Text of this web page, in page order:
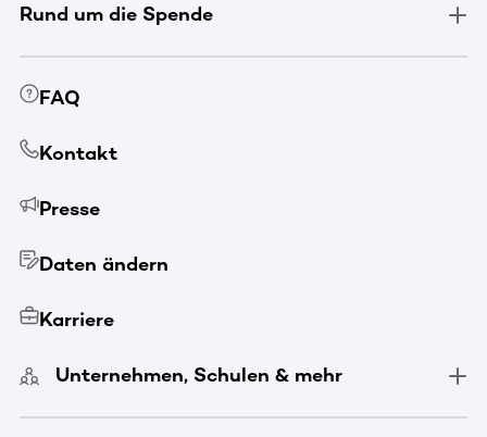
Rund um die Spende
FAQ
Kontakt
Presse
Daten ändern
Karriere
Unternehmen, Schulen & mehr